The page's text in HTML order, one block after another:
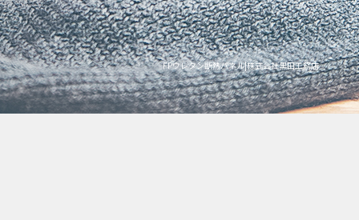
FPウレタン断熱パネル|株式会社黒田工務店